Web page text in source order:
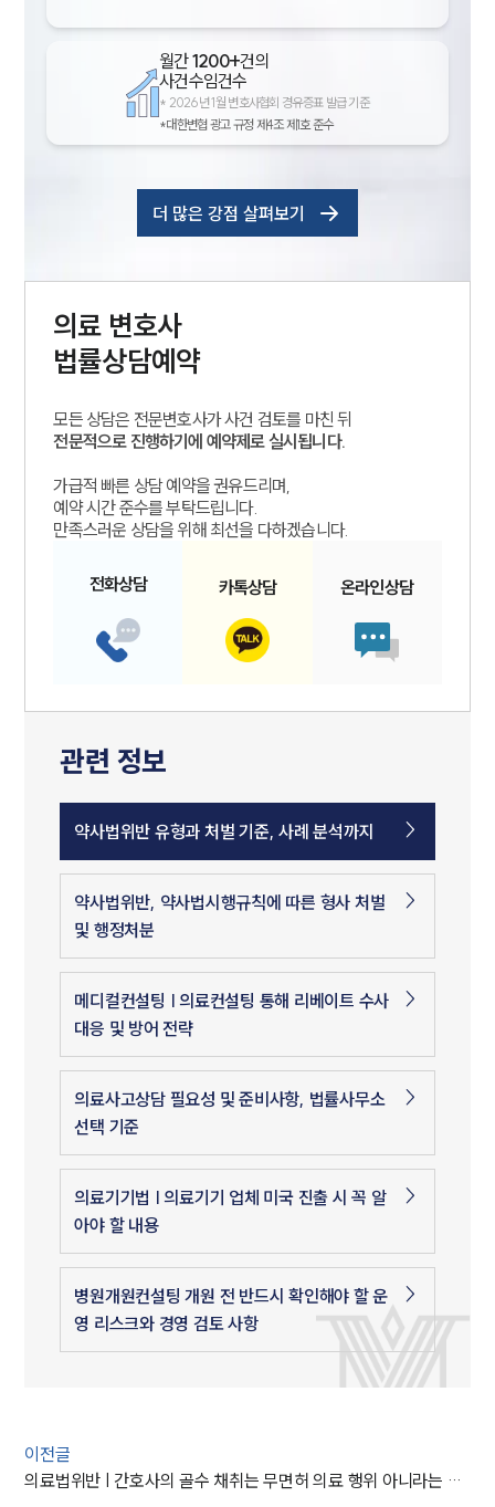
월간1200+건의
사건수임건수
* 2026년 1월 변호사협회 경유증표 발급 기준
*대한변협 광고 규정 제4조 제1호 준수
더 많은 강점 살펴보기
의료 변호사
법률상담예약
모든 상담은 전문변호사가 사건 검토를 마친 뒤
전문적으로 진행하기에 예약제로 실시됩니다.
가급적 빠른 상담 예약을 권유드리며,
예약 시간 준수를 부탁드립니다.
만족스러운 상담을 위해 최선을 다하겠습니다.
전화상담 카톡상담 온라인상담
관련 정보
약사법위반 유형과 처벌 기준, 사례 분석까지
약사법위반, 약사법시행규칙에 따른 형사 처벌
및 행정처분
메디컬컨설팅 | 의료컨설팅 통해 리베이트 수사
대응 및 방어 전략
의료사고상담 필요성 및 준비사항, 법률사무소
선택 기준
의료기기법 | 의료기기 업체 미국 진출 시 꼭 알
아야 할 내용
병원개원컨설팅 개원 전 반드시 확인해야 할 운
영 리스크와 경영 검토 사항
이전글
의료법위반 | 간호사의 골수 채취는 무면허 의료 행위 아니라는 대법원의 판결